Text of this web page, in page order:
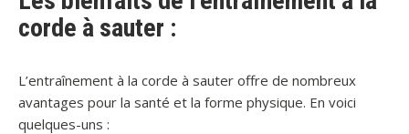
corde à sauter :
L’entraînement à la corde à sauter offre de nombreux
avantages pour la santé et la forme physique. En voici
quelques-uns :